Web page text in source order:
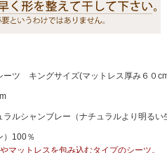
ーツ キングサイズ(マットレス厚み６０
ラルシャンブレー（ナチュラルより明る
）100％
マットレスを包み込むタイプのシーツ。